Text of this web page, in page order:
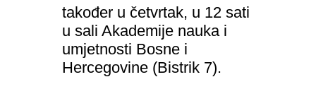
također u četvrtak, u 12 sati
u sali Akademije nauka i
umjetnosti Bosne i
Hercegovine (Bistrik 7).